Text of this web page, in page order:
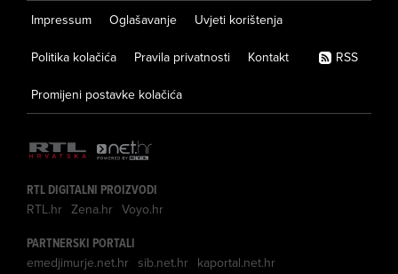
Impressum Oglašavanje Uvjeti korištenja
Politika kolačića Pravila privatnosti Kontakt
Promijeni postavke kolačića
RSS
RTL DIGITALNI PROIZVODI
RTL.hr Zena.hr Voyo.hr
PARTNERSKI PORTALI
emedjimurje.net.hr sib.net.hr kaportal.net.hr